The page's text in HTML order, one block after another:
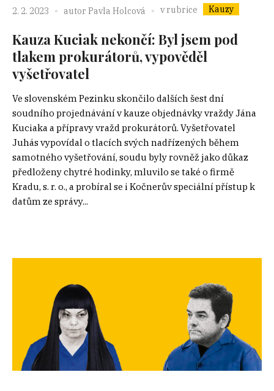
2. 2. 2023 autor Pavla Holcová v rubrice Kauzy
Kauza Kuciak nekončí: Byl jsem pod
tlakem prokurátorů, vypověděl
vyšetřovatel
Ve slovenském Pezinku skončilo dalších šest dní
soudního projednávání v kauze objednávky vraždy Jána
Kuciaka a přípravy vražd prokurátorů. Vyšetřovatel
Juhás vypovídal o tlacích svých nadřízených během
samotného vyšetřování, soudu byly rovněž jako důkaz
předloženy chytré hodinky, mluvilo se také o firmě
Kradu, s. r. o., a probíral se i Kočnerův speciální přístup k
datům ze správy...